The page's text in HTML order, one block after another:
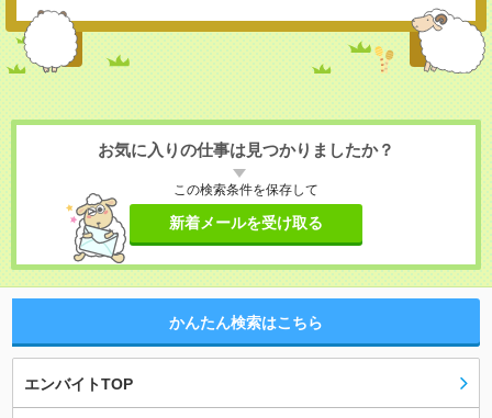
お気に入りの仕事は見つかりましたか？
この検索条件を保存して
新着メールを受け取る
かんたん検索はこちら
エンバイトTOP